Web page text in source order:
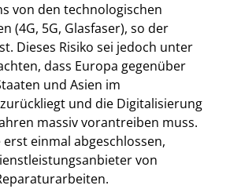
von den technologischen
(4G, 5G, Glasfaser), so der
Dieses Risiko sei jedoch unter
dass Europa gegenüber
und Asien im
und die Digitalisierung
massiv vorantreiben muss.
erst einmal abgeschlossen,
von